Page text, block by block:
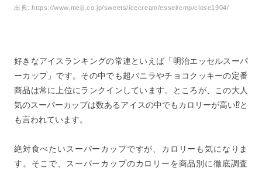
6
スーパーカップのカロリーまとめ
出典:https://www.meiji.co.jp/sweets/icecream/essel/cmp/close1904/
好きなアイスランキングの常連といえば「明治エッセルスーパ
ーカップ」です。その中でも超バニラやチョコクッキーの定番
商品は常に上位にランクインしています。ところが、この大人
気のスーパーカップは数あるアイスの中でもカロリーが高い⁉と
も言われています。
絶対食べたいスーパーカップですが、カロリーも気になりま
す。そこで、スーパーカップのカロリーを商品別に徹底調査